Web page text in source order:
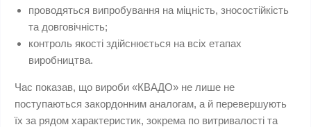
проводяться випробування на міцність, зносостійкість
та довговічність;
контроль якості здійснюється на всіх етапах
виробництва.
Час показав, що вироби «КВАДО» не лише не
поступаються закордонним аналогам, а й перевершують
їх за рядом характеристик, зокрема по витривалості та